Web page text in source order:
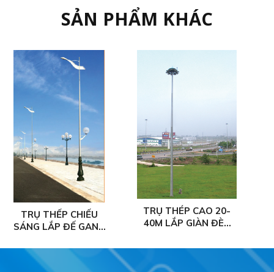
SẢN PHẨM KHÁC
TRỤ THÉP CAO 20-
40M LẮP GIÀN ĐÈN
TRỤ THÉP TRÒN CÔN
LIỀN CẦN